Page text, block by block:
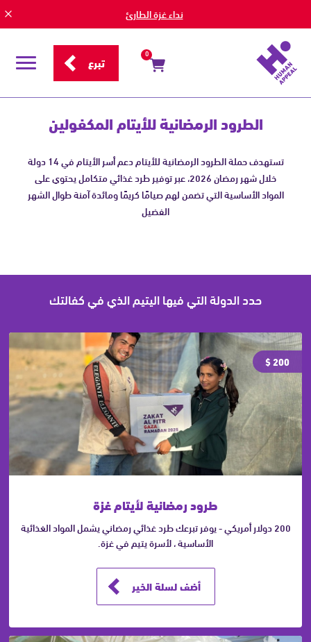
نداء غزة الطارئ
الطرود
الرمضانية
للأيتام
المكفولين
0 تبرع
قائمة
الطرود الرمضانية للأيتام المكفولين
تستهدف حملة الطرود الرمضانية للأيتام دعم أسر الأيتام في 14 دولة
خلال شهر رمضان 2026، عبر توفير طرد غذائي متكامل يحتوي على
المواد الأساسية التي تضمن لهم صيامًا كريمًا ومائدة آمنة طوال الشهر
الفضيل
حدد الدولة التي فيها اليتيم الذي في كفالتك
200 $
طرود رمضانية لأيتام غزة
200 دولار أمريكي - يوفر تبرعك طرد غذائي رمضاني يشمل المواد الغذائية
الأساسية ، لأسرة يتيم في غزة.
أضف لسلة الخير